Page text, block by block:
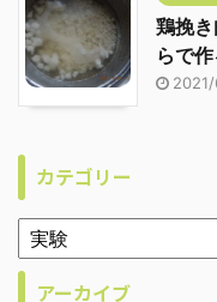
鶏挽
らで
カテゴリー
アーカイブ